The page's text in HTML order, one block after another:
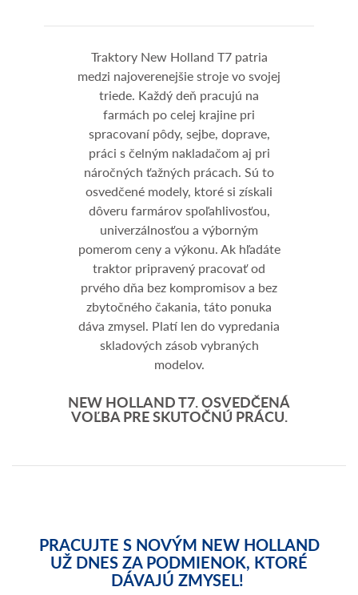
Traktory New Holland T7 patria
medzi najoverenejšie stroje vo svojej
triede. Každý deň pracujú na
farmách po celej krajine pri
spracovaní pôdy, sejbe, doprave,
práci s čelným nakladačom aj pri
náročných ťažných prácach. Sú to
osvedčené modely, ktoré si získali
dôveru farmárov spoľahlivosťou,
univerzálnosťou a výborným
pomerom ceny a výkonu. Ak hľadáte
traktor pripravený pracovať od
prvého dňa bez kompromisov a bez
zbytočného čakania, táto ponuka
dáva zmysel. Platí len do vypredania
skladových zásob vybraných
modelov.
NEW HOLLAND T7. OSVEDČENÁ
VOĽBA PRE SKUTOČNÚ PRÁCU.
PRACUJTE S NOVÝM NEW HOLLAND
UŽ DNES ZA PODMIENOK, KTORÉ
DÁVAJÚ ZMYSEL!